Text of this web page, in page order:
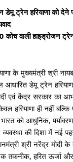
y
Li
n
e
डेमू ट्रेन हरियाणा को देने
कोच वाली हाइड्रोजन
के मुख्यमंत्री श्री
डेमू ट्रेन
एवं केंद्र सरकार का
हरियाणा ही नहीं
भारत को आधुनिक,
की दिशा में नई
श्री नरेंद्र मोदी के
तकनीक, हरित ऊर्जा और